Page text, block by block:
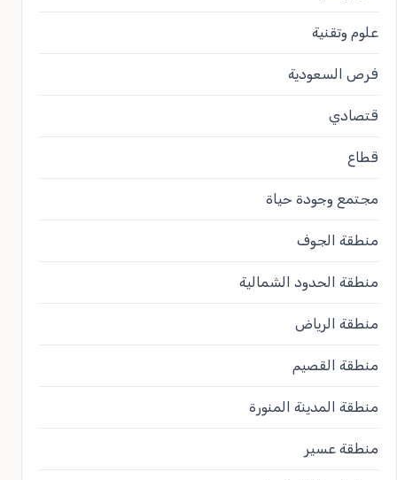
علوم وتقنية
فرص السعودية
قتصادي
قطاع
مجتمع وجودة حياة
منطقة الجوف
منطقة الحدود الشمالية
منطقة الرياض
منطقة القصيم
منطقة المدينة المنورة
منطقة عسير